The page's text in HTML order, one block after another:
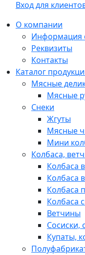
Вход для
О компании
Информация
Реквизиты
Контакты
Каталог
Мясные
Мясные
Снеки
Жгуты
Мясные
Мини
Колбаса,
Колбаса
Колбаса
Колбаса
Колбаса
Ветчины
Сосиски,
Купаты,